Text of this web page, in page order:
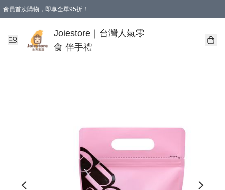
會員首次購物，即享全單95折！
購物滿 HKD 350.00即享免運費優惠！（適用於 本地送貨、本地取貨 )
Joiestore｜台灣人氣零
食 伴手禮